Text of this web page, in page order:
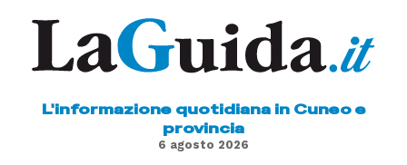
L'informazione quotidiana in Cuneo e
provincia
6 agosto 2026